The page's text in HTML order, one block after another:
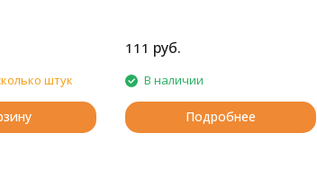
штук
111 руб.
В наличии
Подробнее